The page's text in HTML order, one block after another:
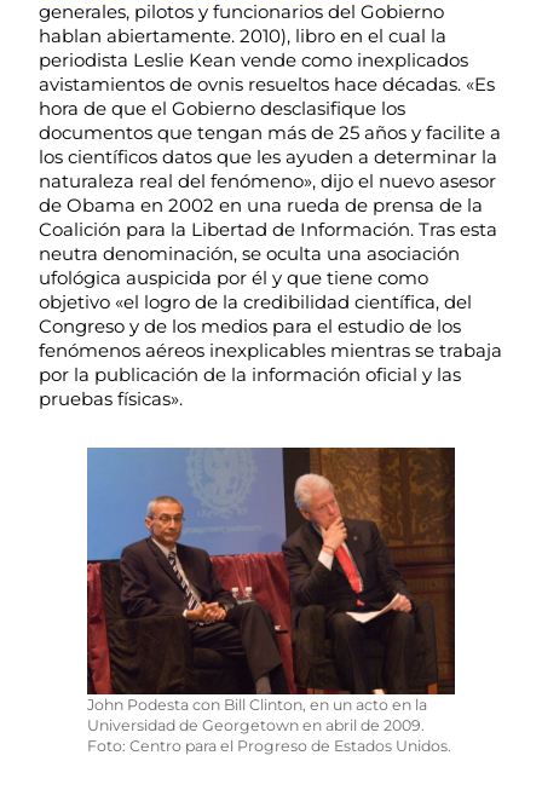
generales, pilotos y funcionarios del Gobierno
hablan abiertamente. 2010), libro en el cual la
periodista Leslie Kean vende como inexplicados
avistamientos de ovnis resueltos hace décadas. «Es
hora de que el Gobierno desclasifique los
documentos que tengan más de 25 años y facilite a
los científicos datos que les ayuden a determinar la
naturaleza real del fenómeno», dijo el nuevo asesor
de Obama en 2002 en una rueda de prensa de la
Coalición para la Libertad de Información. Tras esta
neutra denominación, se oculta una asociación
ufológica auspicida por él y que tiene como
objetivo «el logro de la credibilidad científica, del
Congreso y de los medios para el estudio de los
fenómenos aéreos inexplicables mientras se trabaja
por la publicación de la información oficial y las
pruebas físicas».
John Podesta con Bill Clinton, en un acto en la
Universidad de Georgetown en abril de 2009.
Foto: Centro para el Progreso de Estados Unidos.